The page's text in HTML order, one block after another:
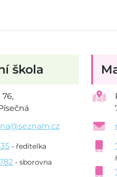
škola
76,
- ředitelka
- sborovna